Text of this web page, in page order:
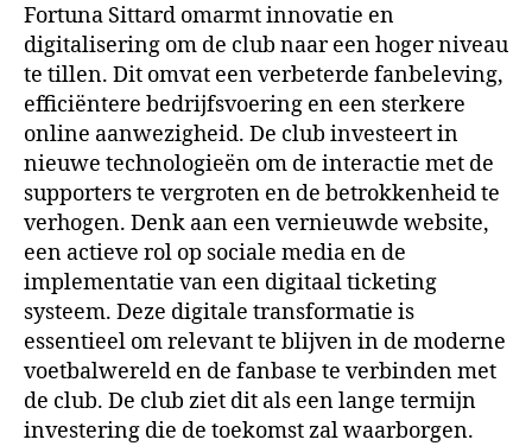
Fortuna Sittard omarmt innovatie en
digitalisering om de club naar een hoger niveau
te tillen. Dit omvat een verbeterde fanbeleving,
efficiëntere bedrijfsvoering en een sterkere
online aanwezigheid. De club investeert in
nieuwe technologieën om de interactie met de
supporters te vergroten en de betrokkenheid te
verhogen. Denk aan een vernieuwde website,
een actieve rol op sociale media en de
implementatie van een digitaal ticketing
systeem. Deze digitale transformatie is
essentieel om relevant te blijven in de moderne
voetbalwereld en de fanbase te verbinden met
de club. De club ziet dit als een lange termijn
investering die de toekomst zal waarborgen.